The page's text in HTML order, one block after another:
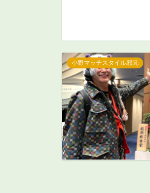
小野マッチスタイル邪兄